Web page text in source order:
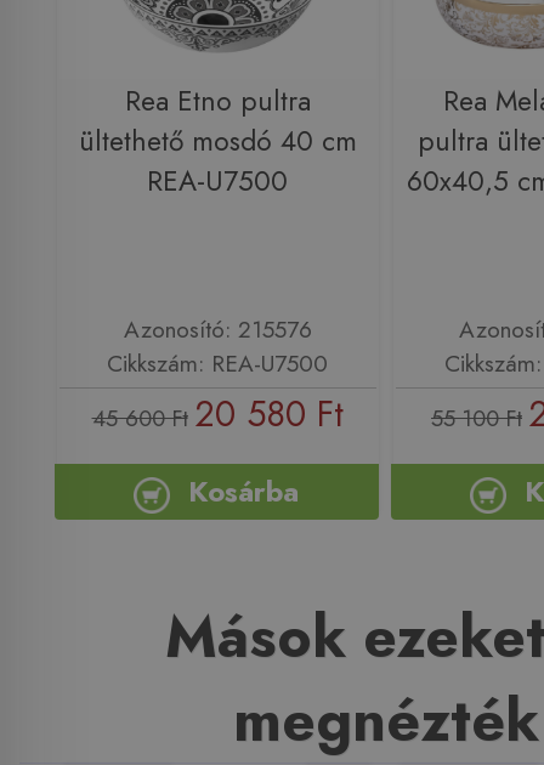
Rea Etno pultra
ültethető mosdó 40 cm
REA-U7500
Azonosító: 215576
Cikkszám: REA-U7500
45 600 Ft 20 580 Ft
Kosárba
Rea
pultra
60x40,5
55 100 Ft
Mások
megnézték